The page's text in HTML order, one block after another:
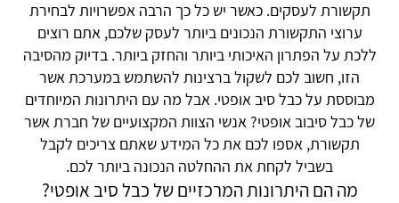
תקשורת לעסקים. כאשר יש כל כך הרבה אפשרויות לבחירת
ערוצי התקשורת הנכונים ביותר לעסק שלכם, אתם רוצים
ללכת על הפתרון האיכותי ביותר והחזק ביותר. בדיוק מהסיבה
הזו, חשוב לכם לשקול ברצינות להשתמש ‏במערכת אשר
מבוססת על כבל סיב אופטי. ‏אבל מה עם היתרונות המיוחדים
של כבל סיבוב אופטי? אנשי הצוות המקצועיים של חברת אשר
תקשורת, ‏אספו לכם את כל המידע שאתם צריכים לקבל
בשביל לקחת את ההחלטה הנכונה ביותר לכם.
מה הם היתרונות המרכזיים של כבל סיב אופטי?